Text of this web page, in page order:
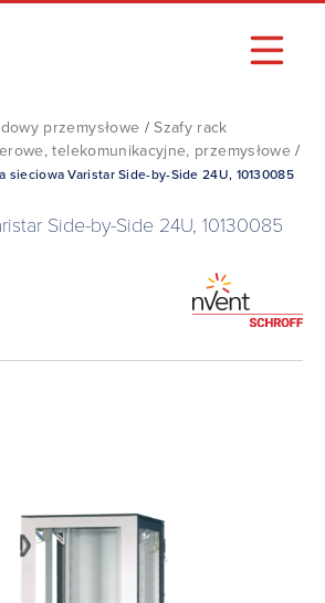
przemysłowe /Szafy rack
telekomunikacyjne, przemysłowe /
sieciowa Varistar Side-by-Side 24U, 10130085
Side-by-Side 24U, 10130085